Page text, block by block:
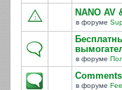
NANO AV
в форуме
в форуме
в форуме